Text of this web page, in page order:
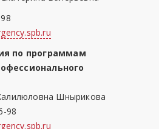
по программам
Шнырикова
98